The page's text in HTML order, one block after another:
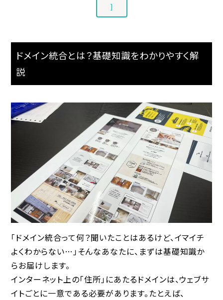
]
ドメイン統合とは？基礎知識をわかりやすく解
説
「ドメイン統合って何？聞いたことはあるけど、イマイチ
よくわからない…」そんなあなたに、まずは基礎知識か
らお届けします。
インターネット上の「住所」にあたるドメインは、ウェブサ
イトごとに一意である必要があります。たとえば、